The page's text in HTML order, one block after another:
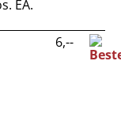
EA.
6,--